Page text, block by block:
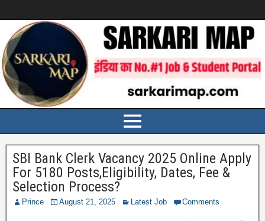
SBI Bank Clerk Vacancy 2025 Online Apply
For 5180 Posts,Eligibility, Dates, Fee &
Selection Process?
Prince August 21, 2025 Latest Job Comments